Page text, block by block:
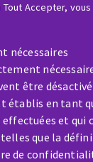
Tout Accepter,
nécessaires
être
établis en tant
effectuées et
que la
de
Contactez-nous
/
cassée ?